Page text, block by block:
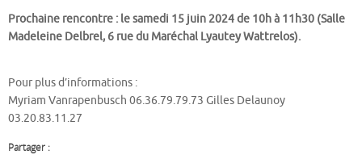
Prochaine rencontre : le samedi 15 juin 2024 de 10h à 11h30 (Salle
Madeleine Delbrel, 6 rue du Maréchal Lyautey Wattrelos).
Pour plus d’informations :
Myriam Vanrapenbusch 06.36.79.79.73 Gilles Delaunoy
03.20.83.11.27
Partager :